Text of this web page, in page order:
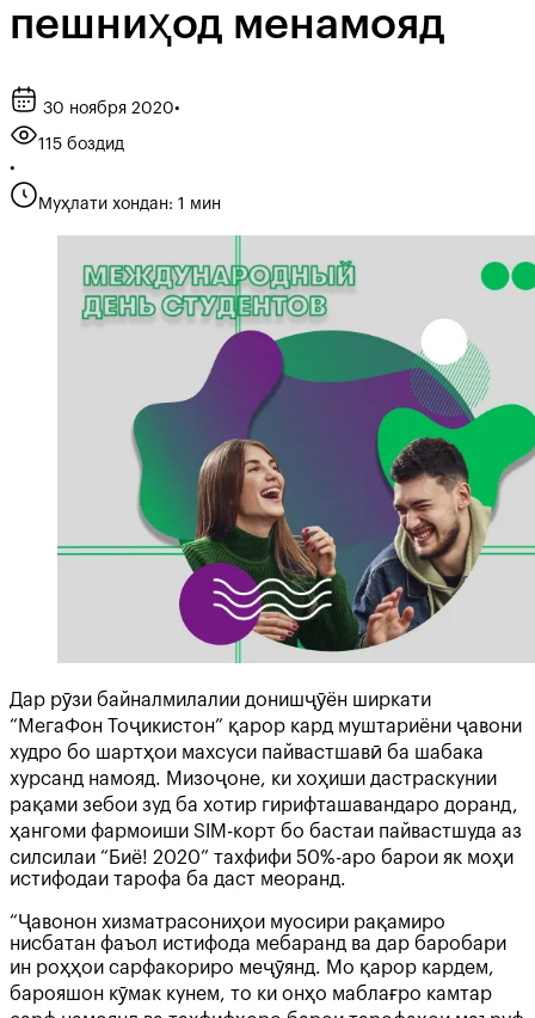
пешниҳод менамояд
30 ноября 2020•
115 боздид
•
Муҳлати хондан: 1 мин
Дар рӯзи байналмилалии донишҷӯён ширкати
“МегаФон Тоҷикистон” қарор кард муштариёни ҷавони
худро бо шартҳои махсуси пайвастшавӣ ба шабака
хурсанд намояд. Мизоҷоне, ки хоҳиши дастраскунии
рақами зебои зуд ба хотир гирифташавандаро доранд,
ҳангоми фармоиши SIM-корт бо бастаи пайвастшуда аз
силсилаи “Биё! 2020” тахфифи 50%-аро барои як моҳи
истифодаи тарофа ба даст меоранд.
“Ҷавонон хизматрасониҳои муосири рақамиро
нисбатан фаъол истифода мебаранд ва дар баробари
ин роҳҳои сарфакориро меҷӯянд. Мо қарор кардем,
барояшон кӯмак кунем, то ки онҳо маблағро камтар